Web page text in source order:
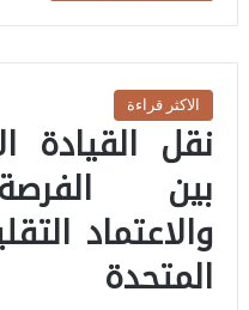
الاكثر قراءة
نقل القيادة
بين
والاعتماد
المتحدة